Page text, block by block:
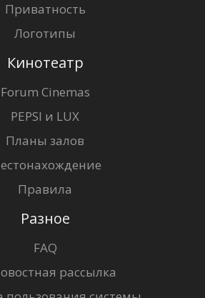
Приватность
Логотипы
Кинотеатр
Forum Cinemas
PEPSI и LUX
Планы залов
Правила
Разное
FAQ
рассылка